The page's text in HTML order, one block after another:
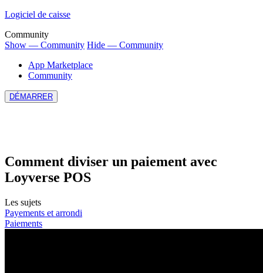
Logiciel de caisse
Community
Show — Community Hide — Community
App Marketplace
Community
DÉMARRER
Comment diviser un paiement avec
Loyverse POS
Les sujets
Payements et arrondi
Paiements